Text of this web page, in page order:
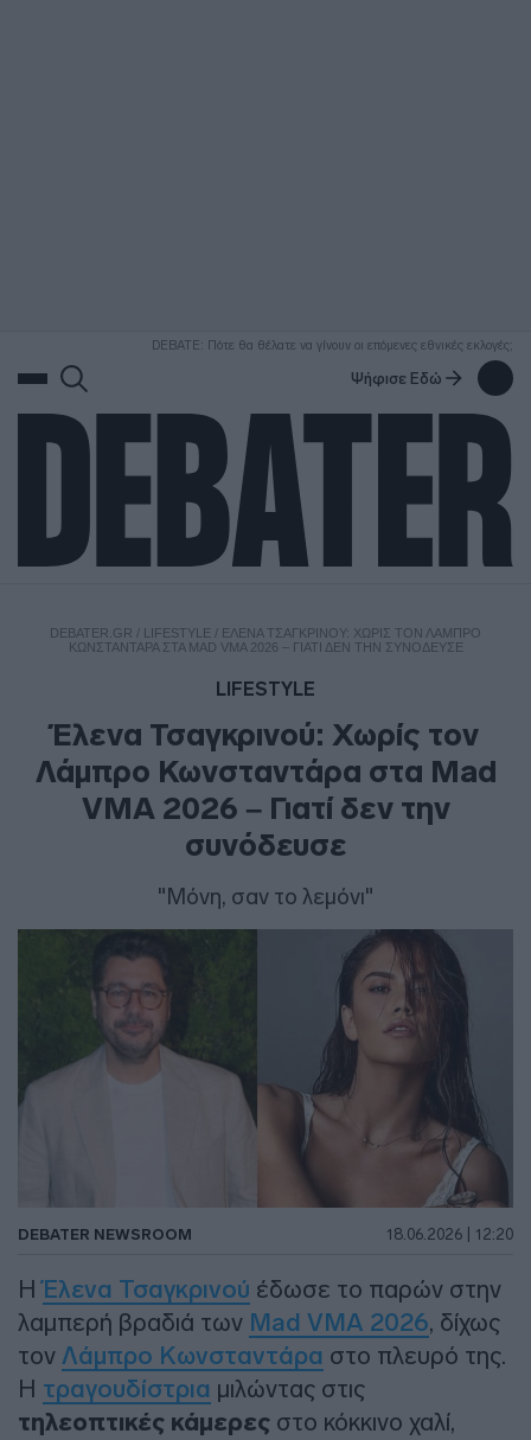
DEBATE: Πότε θα θέλατε να γίνουν οι επόμενες εθνικές εκλογές;
Ψήφισε Εδώ
DEBATER.GR / LIFESTYLE / ΈΛΕΝΑ ΤΣΑΓΚΡΙΝΟΎ: ΧΩΡΊΣ ΤΟΝ ΛΆΜΠΡΟ
ΚΩΝΣΤΑΝΤΆΡΑ ΣΤΑ MAD VMA 2026 – ΓΙΑΤΊ ΔΕΝ ΤΗΝ ΣΥΝΌΔΕΥΣΕ
LIFESTYLE
Έλενα Τσαγκρινού: Χωρίς τον
Λάμπρο Κωνσταντάρα στα Mad
VMA 2026 – Γιατί δεν την
συνόδευσε
"Μόνη, σαν το λεμόνι"
DEBATER NEWSROOM 18.06.2026 | 12:20
ΗΈλενα Τσαγκρινού έδωσε το παρών στην
λαμπερή βραδιά των Mad VMA 2026, δίχως
τον Λάμπρο Κωνσταντάρα στο πλευρό της.
Η τραγουδίστρια μιλώντας στις
τηλεοπτικές κάμερες στο κόκκινο χαλί,